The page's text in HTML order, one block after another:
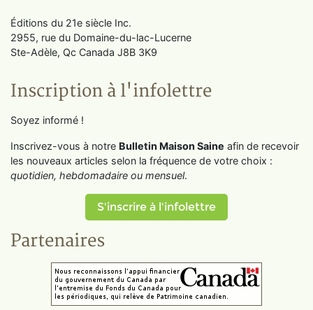
Éditions du 21e siècle Inc.
2955, rue du Domaine-du-lac-Lucerne
Ste-Adèle, Qc Canada J8B 3K9
Inscription à l'infolettre
Soyez informé !
Inscrivez-vous à notre Bulletin Maison Saine afin de recevoir
les nouveaux articles selon la fréquence de votre choix :
quotidien, hebdomadaire ou mensuel.
S'inscrire à l'infolettre
Partenaires